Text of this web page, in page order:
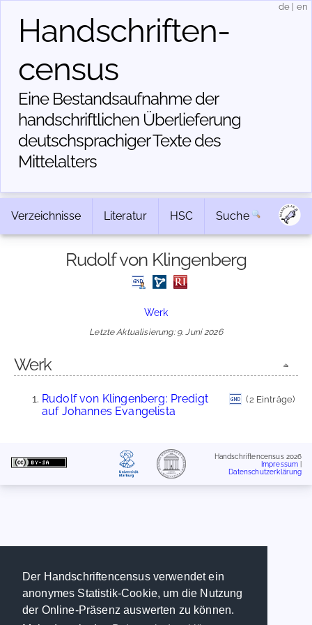
Der Handschriftencensus verwendet ein
anonymes Statistik-Cookie, um die Nutzung
der Online-Präsenz auswerten zu können.
Handschriften­
census
Eine Bestandsaufnahme der
handschriftlichen Über­lieferung
deutschsprachiger Texte des
Mittelalters
de en
Verzeichnisse Literatur HSC Suche
Rudolf von Klingenberg
Werk
Letzte Aktualisierung: 9. Juni 2026
Werk
Rudolf von Klingenberg: Predigt
auf Johannes Evangelista
(2 Einträge)
Handschriftencensus 2026
Impressum
Datenschutzerklärung